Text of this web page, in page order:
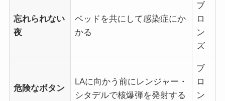
忘れられない
夜
ベッドを共にして感染症にか
かる
ブ
ロ
ン
ズ
危険なボタン
LAに向かう前にレンジャー・
シタデルで核爆弾を発射する
ブ
ロ
ン